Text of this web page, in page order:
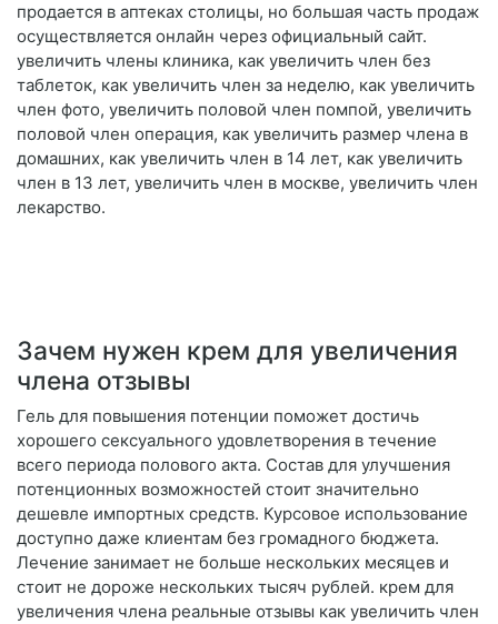
продается в аптеках столицы, но большая часть продаж
осуществляется онлайн через официальный сайт.
увеличить члены клиника, как увеличить член без
таблеток, как увеличить член за неделю, как увеличить
член фото, увеличить половой член помпой, увеличить
половой член операция, как увеличить размер члена в
домашних, как увеличить член в 14 лет, как увеличить
член в 13 лет, увеличить член в москве, увеличить член
лекарство.
Зачем нужен крем для увеличения
члена отзывы
Гель для повышения потенции поможет достичь
хорошего сексуального удовлетворения в течение
всего периода полового акта. Состав для улучшения
потенционных возможностей стоит значительно
дешевле импортных средств. Курсовое использование
доступно даже клиентам без громадного бюджета.
Лечение занимает не больше нескольких месяцев и
стоит не дороже нескольких тысяч рублей. крем для
увеличения члена реальные отзывы как увеличить член